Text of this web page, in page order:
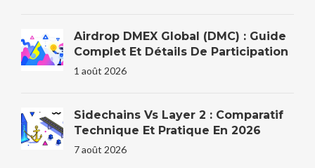
Airdrop DMEX Global (DMC) : Guide
Complet Et Détails De Participation
1 août 2026
Sidechains Vs Layer 2 : Comparatif
Technique Et Pratique En 2026
7 août 2026